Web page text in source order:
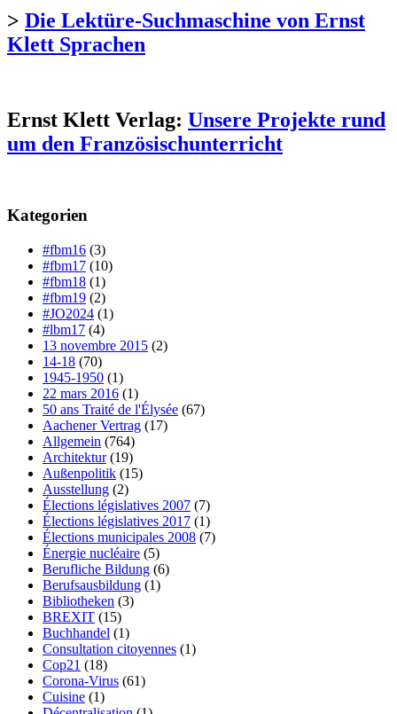
> Die Lektüre-Suchmaschine von Ernst
Klett Sprachen
Ernst Klett Verlag: Unsere Projekte rund
um den Französischunterricht
Kategorien
#fbm16 (3)
#fbm17 (10)
#fbm18 (1)
#fbm19 (2)
#JO2024 (1)
#lbm17 (4)
13 novembre 2015 (2)
14-18 (70)
1945-1950 (1)
22 mars 2016 (1)
50 ans Traité de l'Élysée (67)
Aachener Vertrag (17)
Allgemein (764)
Architektur(19)
Außenpolitik (15)
Ausstellung (2)
Élections législatives 2007 (7)
Élections législatives 2017 (1)
Élections municipales 2008 (7)
Énergie nucléaire (5)
Berufliche Bildung (6)
Berufsausbildung (1)
Bibliotheken (3)
BREXIT (15)
Buchhandel (1)
Consultation citoyennes (1)
Cop21 (18)
Corona-Virus (61)
Cuisine (1)